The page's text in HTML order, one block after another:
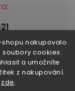
nakupovalo
cookies.
a umožníte
z nakupování.
zde.